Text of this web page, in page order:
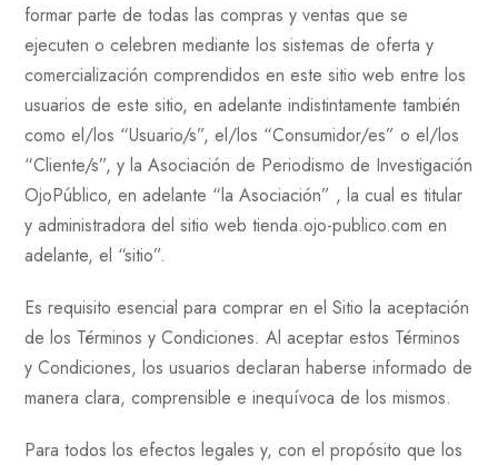
formar parte de todas las compras y ventas que se
ejecuten o celebren mediante los sistemas de oferta y
comercialización comprendidos en este sitio web entre los
usuarios de este sitio, en adelante indistintamente también
como el/los “Usuario/s”, el/los “Consumidor/es” o el/los
“Cliente/s”, y la Asociación de Periodismo de Investigación
OjoPúblico, en adelante “la Asociación” , la cual es titular
y administradora del sitio web tienda.ojo-publico.com en
adelante, el “sitio”.
Es requisito esencial para comprar en el Sitio la aceptación
de los Términos y Condiciones. Al aceptar estos Términos
y Condiciones, los usuarios declaran haberse informado de
manera clara, comprensible e inequívoca de los mismos.
Para todos los efectos legales y, con el propósito que los